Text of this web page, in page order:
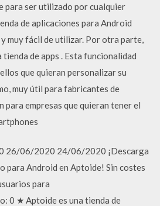
para ser utilizado por cualquier
de aplicaciones para Android
muy fácil de utilizar. Por otra parte,
de apps . Esta funcionalidad
que quieran personalizar su
muy útil para fabricantes de
empresas que quieran tener el
06/2020 24/06/2020 ¡Descarga
para Android en Aptoide! Sin costes
para
0 ★ Aptoide es una tienda de